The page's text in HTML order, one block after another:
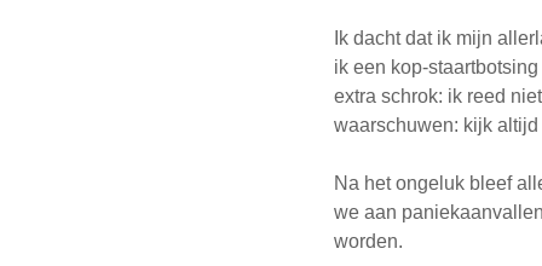
Ik dacht dat ik mijn
ik een kop-
extra schrok: ik reed
waarschuwen: kijk
Na het ongeluk bleef
we aan
worden.